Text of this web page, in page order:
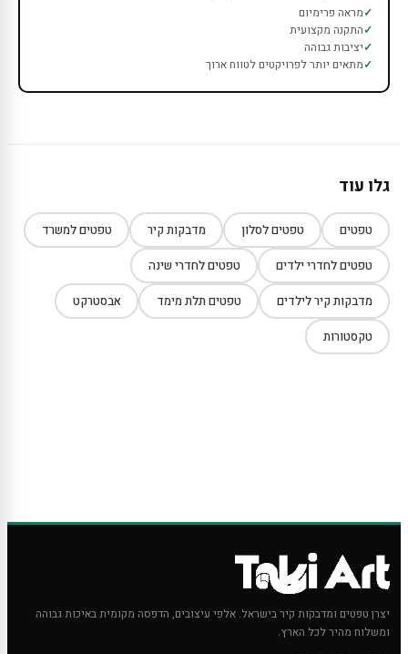
מראה פרימיום
התקנה מקצועית
יציבות גבוהה
מתאים יותר לפרויקטים לטווח ארוך
גלו עוד
טפטים טפטים לסלון מדבקות קיר טפטים למשרד
טפטים לחדרי ילדים טפטים לחדרי שינה
מדבקות קיר לילדים טפטים תלת מימד אבסטרקט
טקסטורות
יצרן טפטים ומדבקות קיר בישראל. אלפי עיצובים, הדפסה מקומית באיכות גבוהה
ומשלוח מהיר לכל הארץ.